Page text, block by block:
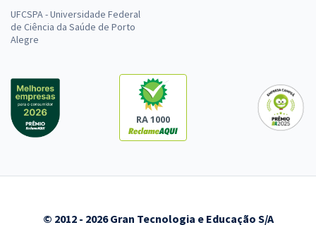
UFCSPA - Universidade Federal
de Ciência da Saúde de Porto
Alegre
RA 1000
© 2012 - 2026 Gran Tecnologia e Educação S/A